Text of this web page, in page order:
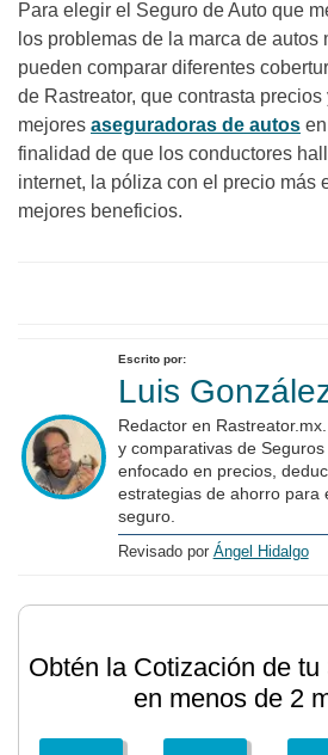
Para elegir el Seguro de Auto que
los problemas de la marca de autos
pueden comparar diferentes
de Rastreator, que contrasta
mejores aseguradoras de autos
finalidad de que los conductores
internet, la póliza con el precio más
mejores beneficios.
Escrito por:
Luis
Redactor en
y comparativas de Seguros
enfocado en precios,
estrategias de ahorro para
seguro.
Revisado por Ángel Hidalgo
Obtén la Cotización de
en menos de 2